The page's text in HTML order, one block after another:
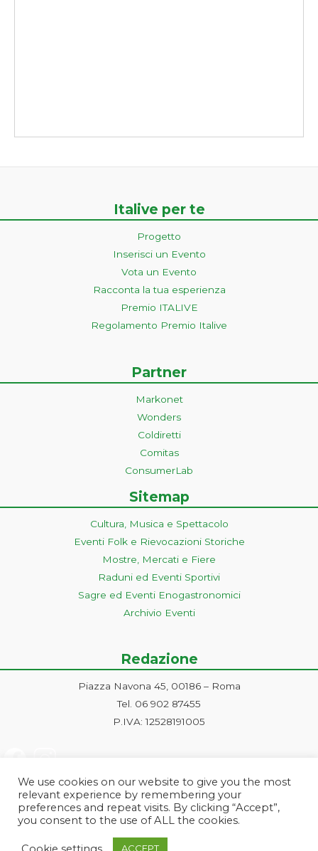
Italive per te
Progetto
Inserisci un Evento
Vota un Evento
Racconta la tua esperienza
Premio ITALIVE
Regolamento Premio Italive
Partner
Markonet
Wonders
Coldiretti
Comitas
ConsumerLab
Sitemap
Cultura, Musica e Spettacolo
Eventi Folk e Rievocazioni Storiche
Mostre, Mercati e Fiere
Raduni ed Eventi Sportivi
Sagre ed Eventi Enogastronomici
Archivio Eventi
Redazione
Piazza Navona 45, 00186 – Roma
Tel. 06 902 87455
P.IVA: 12528191005
We use cookies on our website to give you the most
relevant experience by remembering your
preferences and repeat visits. By clicking “Accept”,
you consent to the use of ALL the cookies.
ACCEPT